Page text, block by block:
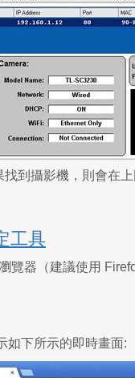
到攝影機，則會在
工具
覽器（建議使用
如下所示的即時畫面: